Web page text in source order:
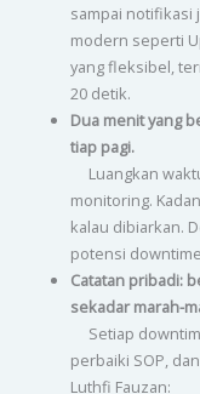
sampai notifikasi
modern seperti
yang fleksibel,
20 detik.
Dua menit yang
tiap pagi.
Luangkan
monitoring.
kalau dibiarkan.
potensi
Catatan pribadi:
sekadar marah-
Setiap
perbaiki SOP,
Luthfi Fauzan: